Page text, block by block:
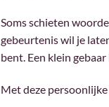
Soms schieten
gebeurtenis wil je
bent. Een klein
Met deze